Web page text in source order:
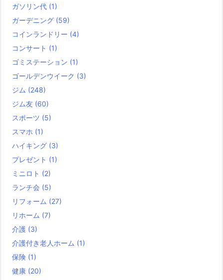
ガソリン代 (1)
ガーデニング (59)
コインランドリー (4)
コンサート (1)
ゴミステーション (1)
ゴールデンウイーク (3)
ジム (248)
ジム友 (60)
スポーツ (5)
スマホ (1)
ハイキング (3)
プレゼント (1)
ミニロト (2)
ランチ会 (5)
リフォーム (27)
リホーム (7)
介護 (3)
介護付き老人ホーム (1)
保険 (1)
健康 (20)